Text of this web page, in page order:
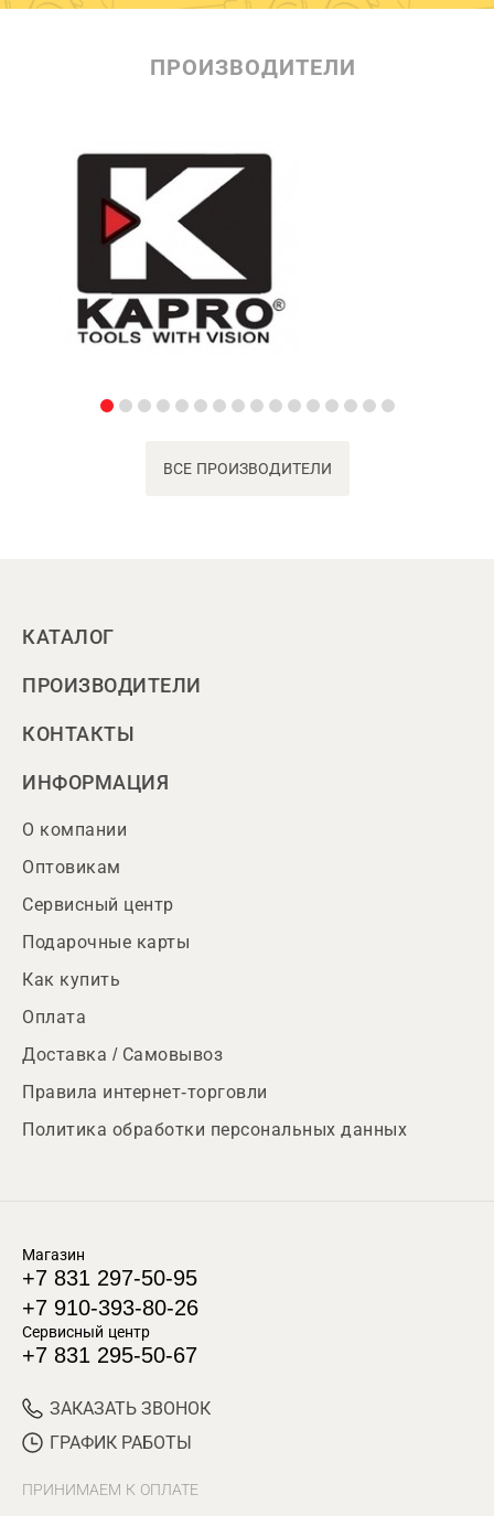
ПРОИЗВОДИТЕЛИ
ВСЕ ПРОИЗВОДИТЕЛИ
КАТАЛОГ
ПРОИЗВОДИТЕЛИ
КОНТАКТЫ
ИНФОРМАЦИЯ
О компании
Оптовикам
Сервисный центр
Подарочные карты
Как купить
Оплата
Доставка / Самовывоз
Правила интернет-торговли
Политика обработки персональных данных
Магазин
+7 831 297-50-95
+7 910-393-80-26
Сервисный центр
+7 831 295-50-67
ЗАКАЗАТЬ ЗВОНОК
ГРАФИК РАБОТЫ
ПРИНИМАЕМ К ОПЛАТЕ